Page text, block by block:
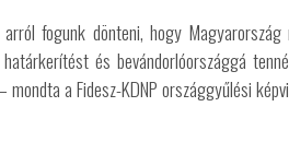
fogunk dönteni, hogy
és bevándorlóországgá
a Fidesz-KDNP országgyűlési